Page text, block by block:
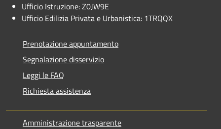
Ufficio Istruzione: Z0JW9E
Ufficio Edilizia Privata e Urbanistica: 1TRQQX
Prenotazione appuntamento
Segnalazione disservizio
Leggi le FAQ
Richiesta assistenza
Amministrazione trasparente